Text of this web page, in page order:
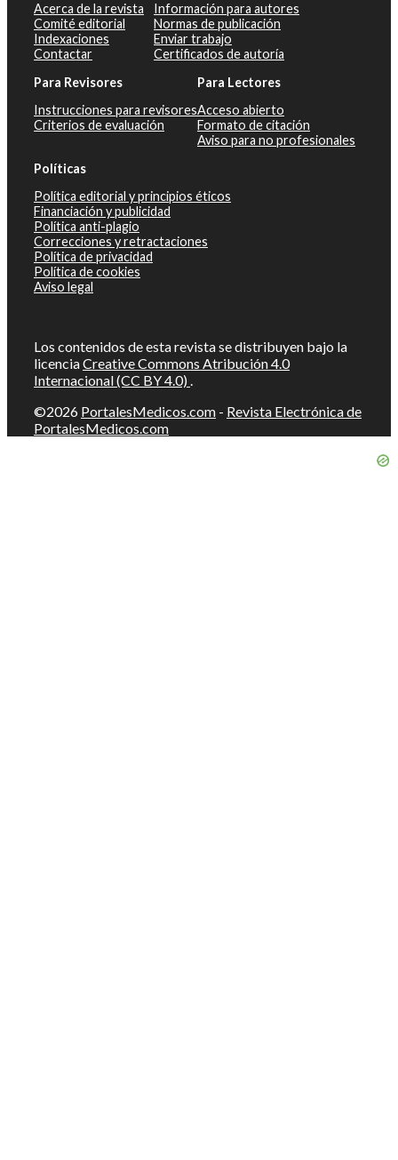
Acerca de la revista
Comité editorial
Indexaciones
Contactar
Información para autores
Normas de publicación
Enviar trabajo
Certificados de autoría
Para Revisores
Instrucciones para revisores
Criterios de evaluación
Para Lectores
Acceso abierto
Formato de citación
Aviso para no profesionales
Políticas
Política editorial y principios éticos
Financiación y publicidad
Política anti-plagio
Correcciones y retractaciones
Política de privacidad
Política de cookies
Aviso legal
Los contenidos de esta revista se distribuyen bajo la
licenciaCreative Commons Atribución 4.0
Internacional (CC BY 4.0) .
©2026 PortalesMedicos.com - Revista Electrónica de
PortalesMedicos.com